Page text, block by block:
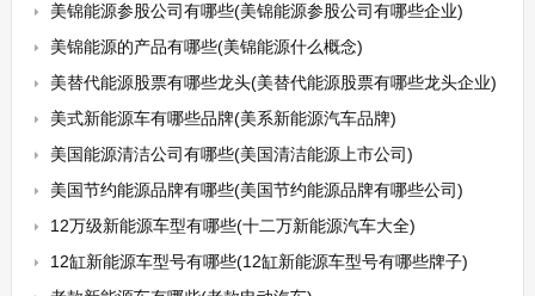
美锦能源参股公司有哪些(美锦能源参股公司有哪些企业)
美锦能源的产品有哪些(美锦能源什么概念)
美替代能源股票有哪些龙头(美替代能源股票有哪些龙头企业)
美式新能源车有哪些品牌(美系新能源汽车品牌)
美国能源清洁公司有哪些(美国清洁能源上市公司)
美国节约能源品牌有哪些(美国节约能源品牌有哪些公司)
12万级新能源车型有哪些(十二万新能源汽车大全)
12缸新能源车型号有哪些(12缸新能源车型号有哪些牌子)